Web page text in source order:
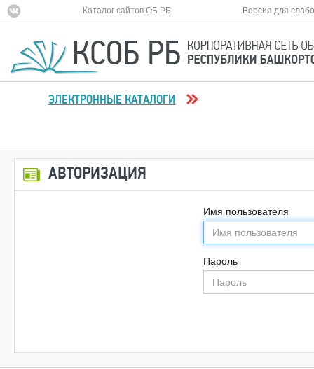
Каталог сайтов ОБ РБ Версия для
ЭЛЕКТРОННЫЕ КАТАЛОГИ
АВТОРИЗАЦИЯ
Имя пользователя
Пароль